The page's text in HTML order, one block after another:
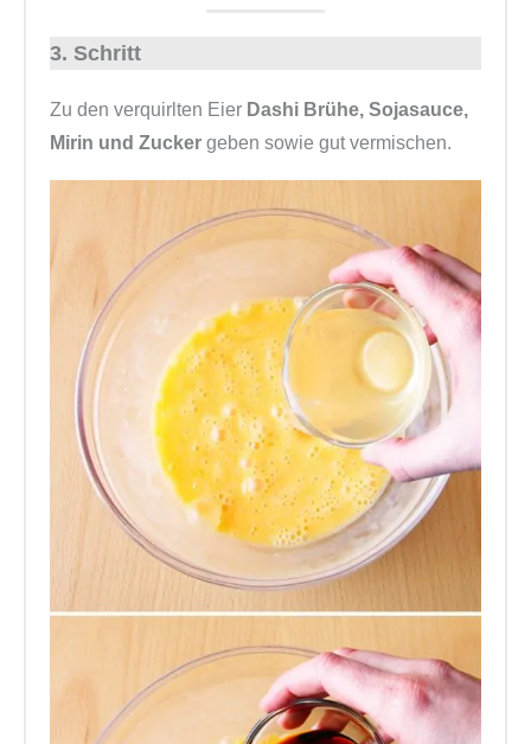
3. Schritt
Zu den verquirlten Eier Dashi Brühe, Sojasauce,
Mirin und Zucker geben sowie gut vermischen.